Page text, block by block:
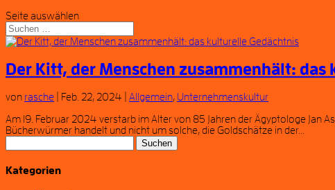
Seite auswählen
Der Kitt, der Menschen zusammenhält:
von rasche Feb. 22, 2024 Allgemein, Unternehmenskultur
Am 19. Februar 2024 verstarb im Alter von 85 Jahren der Ägyptologe
Bücherwürmer handelt und nicht um solche, die Goldschätze in der...
nach:
Kategorien